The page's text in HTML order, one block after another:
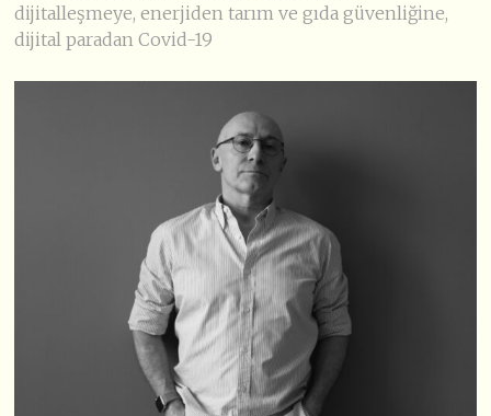
dijitalleşmeye, enerjiden tarım ve gıda güvenliğine,
dijital paradan Covid-19